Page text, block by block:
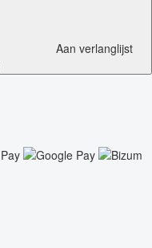
Aan verlanglijst